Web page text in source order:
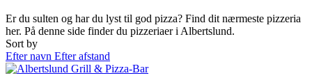
Er du sulten og har du lyst til god pizza? Find dit nærmeste pizzeria
her. På denne side finder du pizzeriaer i Albertslund.
Sort by
Efter navn Efter afstand